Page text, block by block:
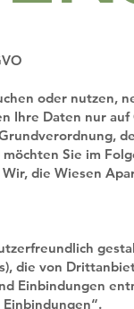
oder nutzen,
Ihre Daten nur
Sie im
die Wiesen
die von
Einbindungen